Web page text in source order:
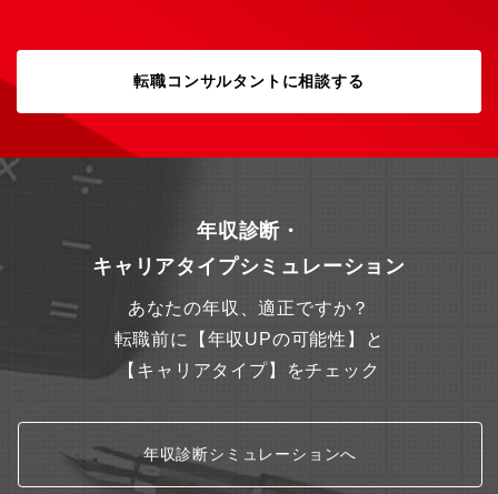
転職コンサルタントに相談する
年収診断・
キャリアタイプシミュレーション
あなたの年収、適正ですか？
転職前に【年収UPの可能性】と
【キャリアタイプ】をチェック
年収診断シミュレーションへ